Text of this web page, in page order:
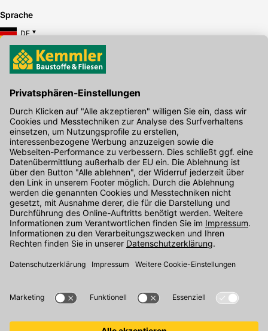
Sprache
DE
Hier gibt's die kostenlose App
Kontakt
Unser Onlineshop Team ist montags bis freitags von 08:00 - 17:00
Uhr unter der Telefonnummer07071 / 151-151für Sie erreichbar.
Alternativ können Sie unser Kontaktformular nutzen.
Den Kontakt direkt in unsere Niederlassungen finden Sie